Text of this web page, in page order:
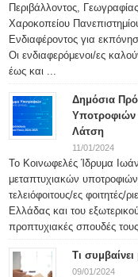
Περιβάλλοντος,
Χαροκοπείου
Ενδιαφέροντος για
Οι ενδιαφερόμενοι/ες
έως και ...
Δημόσια
Υποτροφιών
Λάτση
11/01/2024
Το Κοινωφελές Ίδρυμα
μεταπτυχιακών
τελειόφοιτους/ες φοιτητές/
Ελλάδας και του
προπτυχιακές σπουδές
Τι
09/01/2024